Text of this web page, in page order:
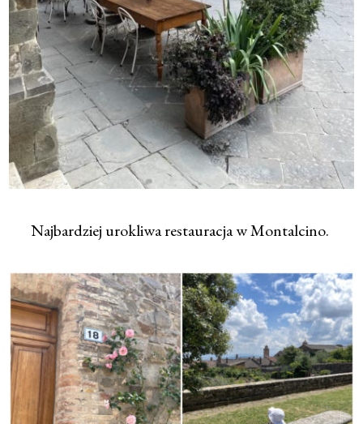
Najbardziej urokliwa restauracja w Montalcino.